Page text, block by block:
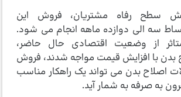
سطح رفاه مشتریان، فروش این
سه الی دوازده ماهه انجام می شود.
از وضعیت اقتصادی حال حاضر،
با افزایش قیمت مواجه شدند، فروش
اصلاح بدن می تواند یک راهکار مناسب
به صرفه به شمار آید.